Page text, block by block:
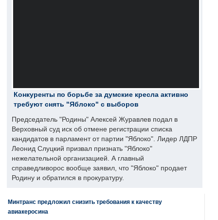
Конкуренты по борьбе за думские кресла активно
требуют снять "Яблоко" с выборов
Председатель "Родины" Алексей Журавлев подал в
Верховный суд иск об отмене регистрации списка
кандидатов в парламент от партии "Яблоко". Лидер ЛДПР
Леонид Слуцкий призвал признать "Яблоко"
нежелательной организацией. А главный
справедливорос вообще заявил, что "Яблоко" продает
Родину и обратился в прокуратуру.
Минтранс предложил снизить требования к качеству
авиакеросина